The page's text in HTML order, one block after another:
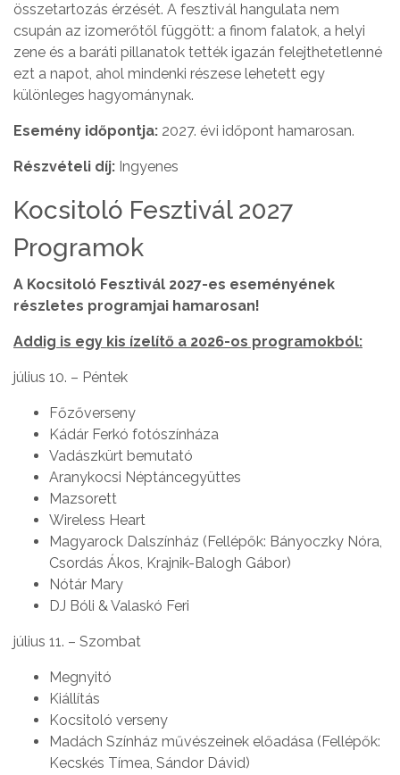
összetartozás érzését. A fesztivál hangulata nem
csupán az izomerőtől függött: a finom falatok, a helyi
zene és a baráti pillanatok tették igazán felejthetetlenné
ezt a napot, ahol mindenki részese lehetett egy
különleges hagyománynak.
Esemény időpontja: 2027. évi időpont hamarosan.
Részvételi díj: Ingyenes
Kocsitoló Fesztivál 2027
Programok
A Kocsitoló Fesztivál 2027-es eseményének
részletes programjai hamarosan!
Addig is egy kis ízelítő a 2026-os programokból:
július 10. – Péntek
Főzőverseny
Kádár Ferkó fotószínháza
Vadászkürt bemutató
Aranykocsi Néptáncegyüttes
Mazsorett
Wireless Heart
Magyarock Dalszínház (Fellépők: Bányoczky Nóra,
Csordás Ákos, Krajnik-Balogh Gábor)
Nótár Mary
DJ Bóli & Valaskó Feri
július 11. – Szombat
Megnyitó
Kiállítás
Kocsitoló verseny
Madách Színház művészeinek előadása (Fellépők:
Kecskés Tímea, Sándor Dávid)